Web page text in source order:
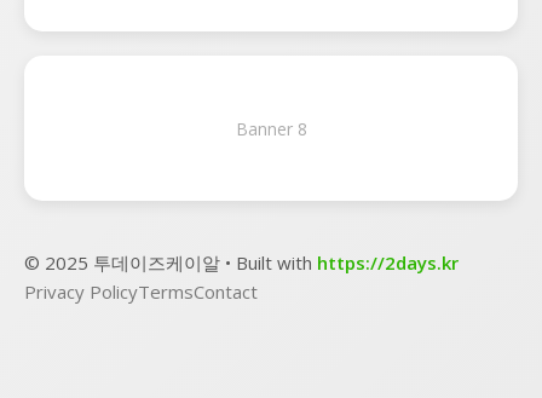
Banner 8
© 2025 투데이즈케이알 • Built with https://2days.kr
Privacy PolicyTermsContact